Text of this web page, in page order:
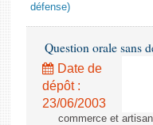
défense)
Question orale sans
Date de
dépôt :
23/06/2003
commerce et